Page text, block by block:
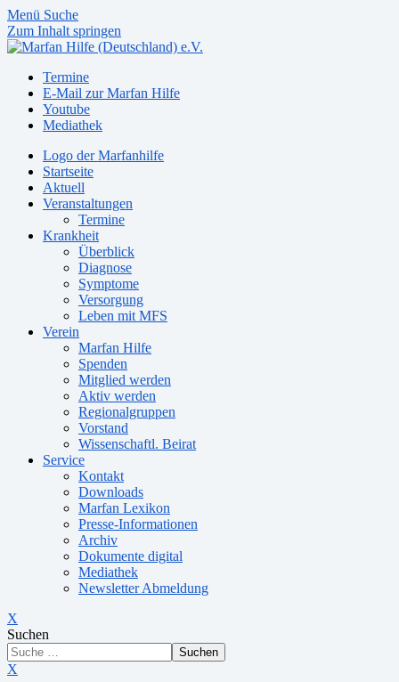
Menü Suche
Zum Inhalt springen
Termine
E-Mail zur Marfan Hilfe
Youtube
Mediathek
Logo der Marfanhilfe
Startseite
Aktuell
Veranstaltungen
Termine
Krankheit
Überblick
Diagnose
Symptome
Versorgung
Leben mit MFS
Verein
Marfan Hilfe
Spenden
Mitglied werden
Aktiv werden
Regionalgruppen
Vorstand
Wissenschaftl. Beirat
Service
Kontakt
Downloads
Marfan Lexikon
Presse-Informationen
Archiv
Dokumente digital
Mediathek
Newsletter Abmeldung
X
Suchen
Suchen
X